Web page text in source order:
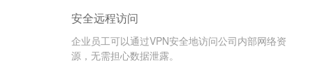
安全远程访问
企业员工可以通过VPN安全地访问公司内部网络资
源，无需担心数据泄露。